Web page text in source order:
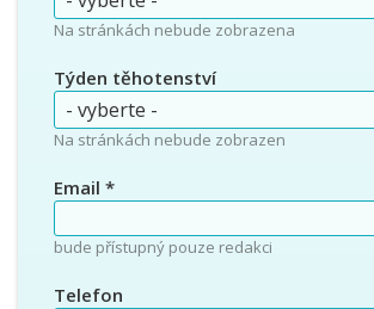
Na stránkách nebude zobrazena
Týden těhotenství
Na stránkách nebude zobrazen
Email *
bude přístupný pouze redakci
Telefon